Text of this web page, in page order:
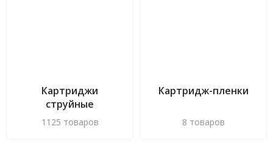
Картриджи
струйные
1125 товаров
Картридж-пленки
8 товаров